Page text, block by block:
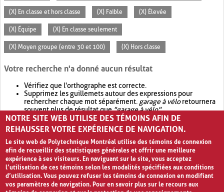
(X) En classe et hors classe (X) Faible (X) Élevée
(X) Équipe (X) En classe seulement
(X) Moyen groupe (entre 30 et 100) (X) Hors classe
Votre recherche n'a donné aucun résultat
Vérifiez que l'orthographe est correcte.
Supprimez les guillemets autour des expressions pour
rechercher chaque mot séparément. garage à véloretournera
souvent plus de résultat que"garage à vélo".
Envisagez d'élargir votre recherche avec OR.garage OR vélo
retournera souvent plus de résultat quegarage à vélo
NOTRE SITE WEB UTILISE DES TÉMOINS AFIN DE
REHAUSSER VOTRE EXPÉRIENCE DE NAVIGATION.
Le site web de Polytechnique Montréal utilise des témoins de connexion
afin de recueillir des statistiques générales et offrir une meilleure
expérience à ses visiteurs. En naviguant sur le site, vous acceptez
l’utilisation de ces témoins selon les modalités spécifiées aux conditions
d’utilisation. Vous pouvez refuser les témoins de connexion en modifiant
vos paramètres de navigation. Pour en savoir plus sur le recours aux